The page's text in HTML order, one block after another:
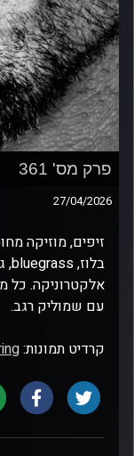
פרק מס' 361
27/04/2026
זיפים, מוזיקה
אלקטרוניקה. כל
עם שמוליק רגב.
קרדיט תמונות: